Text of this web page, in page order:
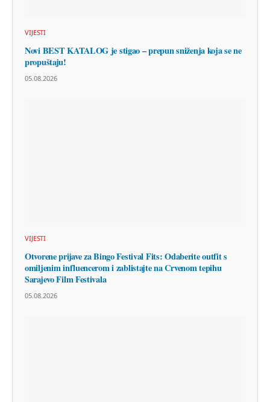
VIJESTI
Novi BEST KATALOG je stigao – prepun sniženja koja se ne
propuštaju!
05.08.2026
VIJESTI
Otvorene prijave za Bingo Festival Fits: Odaberite outfit s
omiljenim influencerom i zablistajte na Crvenom tepihu
Sarajevo Film Festivala
05.08.2026